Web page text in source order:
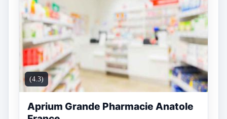
(4.3)
Aprium Grande Pharmacie Anatole